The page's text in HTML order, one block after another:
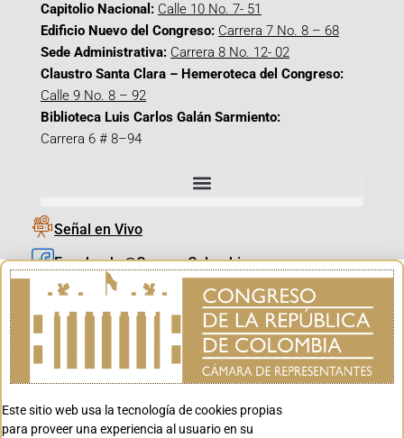
Capitolio Nacional: Calle 10 No. 7- 51
Edificio Nuevo del Congreso: Carrera 7 No. 8 – 68
Sede Administrativa: Carrera 8 No. 12- 02
Claustro Santa Clara – Hemeroteca del Congreso:
Calle 9 No. 8 – 92
Biblioteca Luis Carlos Galán Sarmiento:
Carrera 6 # 8–94
Señal en Vivo
Facebook_@CamaraColombia
Instagram_@CamaraColombia
X_@CamaraColombia
Youtube_@CamaraColombia
Youtube_@CanalCongreso
Este sitio web usa la tecnología de cookies propias
para proveer una experiencia al usuario en su